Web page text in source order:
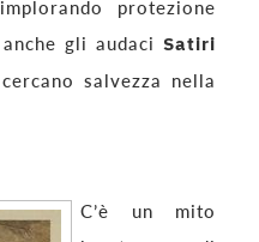
protezione
gli audaci Satiri
salvezza nella
C’è un mito